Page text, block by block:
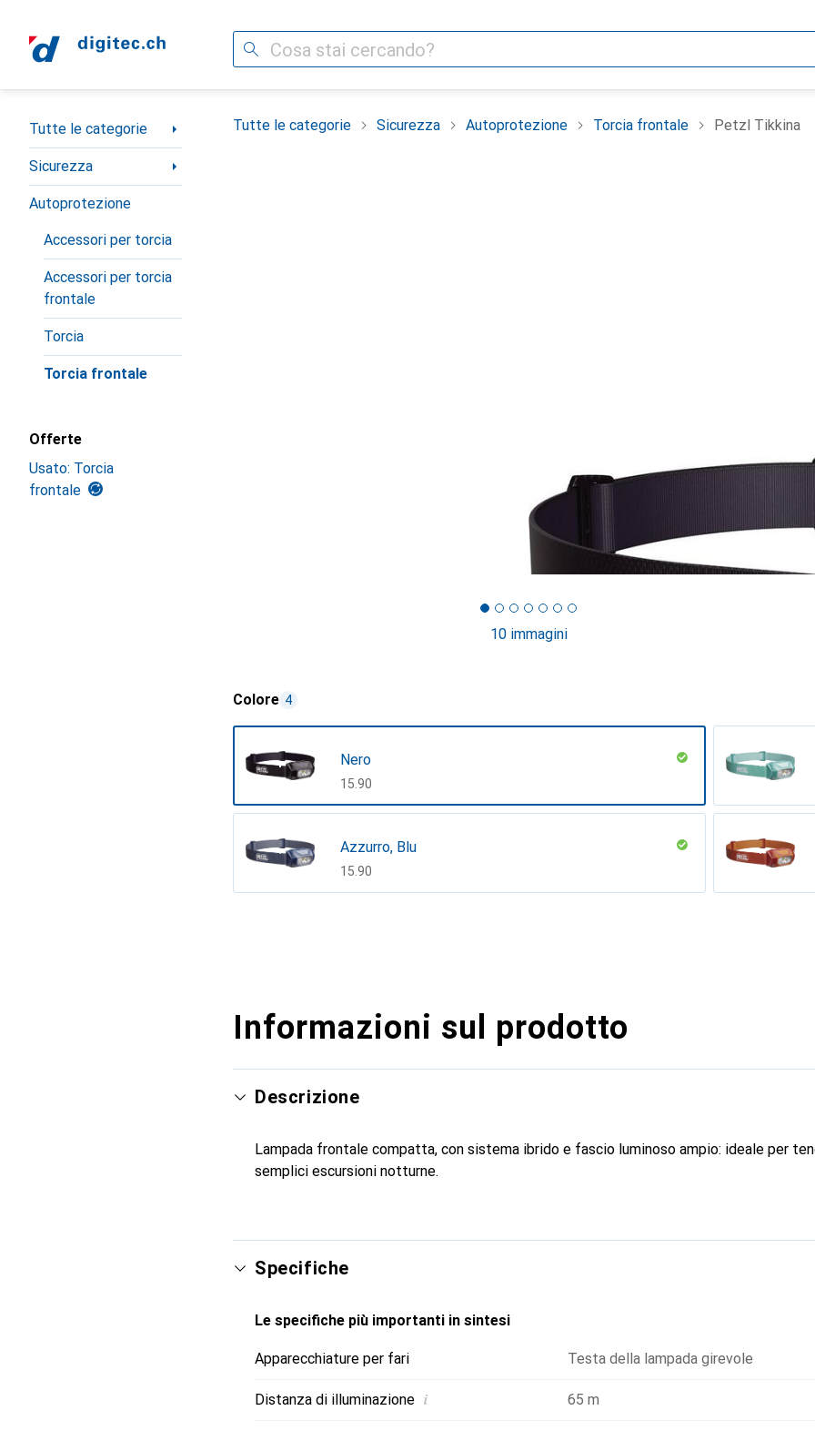
Cerca
Categoria Navigazione
Tutte le categorie
Sicurezza
Autoprotezione
Accessori per torcia
Accessori per torcia
frontale
Torcia
Torcia frontale
Offerte
Usato: Torcia
frontale
Tutte le categorie Sicurezza Autoprotezione Torcia frontale Petzl Tikkina
10 immagini
Colore 4
Nero
CHF
15.90
Azzurro, Blu
CHF
15.90
Informazioni sul prodotto
Descrizione
Lampada frontale compatta, con sistema ibrido e fascio luminoso ampio: ideale per
semplici escursioni notturne.
Specifiche
Le specifiche più importanti in sintesi
Apparecchiature per fari Testa della lampada girevole
Distanza di illuminazione i 65 m